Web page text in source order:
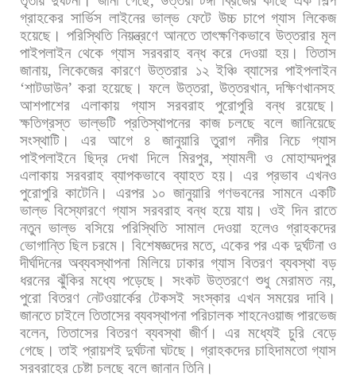
গ্রাহকের সার্ভিস লাইনের ভাল্ভ ফেটে উচ্চ চাপে গ্যাস লিকেজ
হয়েছে। পরিস্থিতি নিয়ন্ত্রণে আনতে তাৎক্ষণিকভাবে উত্তরার মূল
পাইপলাইন থেকে গ্যাস সরবরাহ বন্ধ করে দেওয়া হয়।
তিতাস
জানায়,লিকেজের কারণে উত্তরার ১২ ইঞ্চি ব্যাসের পাইপলাইন
‘শাটডাউন’করা হয়েছে। ফলে উত্তরা, উত্তরখান,দক্ষিণখানসহ
আশপাশের
এলাকায় গ্যাস সরবরাহ পুরোপুরি বন্ধ
রয়েছে।
ক্ষতিগ্রস্ত ভাল্ভটি প্রতিস্থাপনের কাজ চলছে বলে জানিয়েছে
সংস্থাটি।
এর আগে ৪ জানুয়ারি তুরাগ নদীর নিচে
গ্যাস
পাইপলাইনে ছিদ্র দেখা দিলে মিরপুর,শ্যামলী ও মোহাম্মদপুর
এলাকায় সরবরাহ ব্যাপকভাবে ব্যাহত হয়। এর প্রভাব এখনও
পুরোপুরি কাটেনি। এরপর ১০ জানুয়ারি গণভবনের সামনে একটি
ভাল্ভ বিস্ফোরণে গ্যাস সরবরাহ বন্ধ হয়ে যায়। ওই দিন রাতে
নতুন ভাল্ভ বসিয়ে পরিস্থিতি সামাল দেওয়া হলেও গ্রাহকদের
ভোগান্তি ছিল চরমে। বিশেষজ্ঞদের মতে, একের পর এক দুর্ঘটনা ও
দীর্ঘদিনের অব্যবস্থাপনা মিলিয়ে ঢাকার গ্যাস বিতরণ ব্যবস্থা বড়
ধরনের ঝুঁকির মধ্যে পড়েছে। সংকট উত্তরণে শুধু মেরামত নয়,
পুরো বিতরণ নেটওয়ার্কের টেকসই সংস্কার এখন সময়ের দাবি।
জানতে চাইলে তিতাসের ব্যবস্থাপনা পরিচালক শাহনেওয়াজ পারভেজ
বলেন, তিতাসের বিতরণ ব্যবস্থা জীর্ণ। এর মধ্যেই চুরি বেড়ে
গেছে। তাই প্রায়শই দুর্ঘটনা ঘটছে। গ্রাহকদের চাহিদামতো গ্যাস
সরবরাহের চেষ্টা চলছে বলে জানান তিনি।